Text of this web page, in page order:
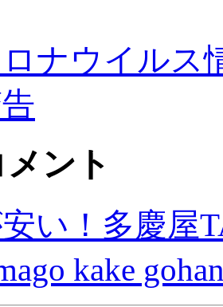
ナウイルス
ント
い！多慶屋
kake